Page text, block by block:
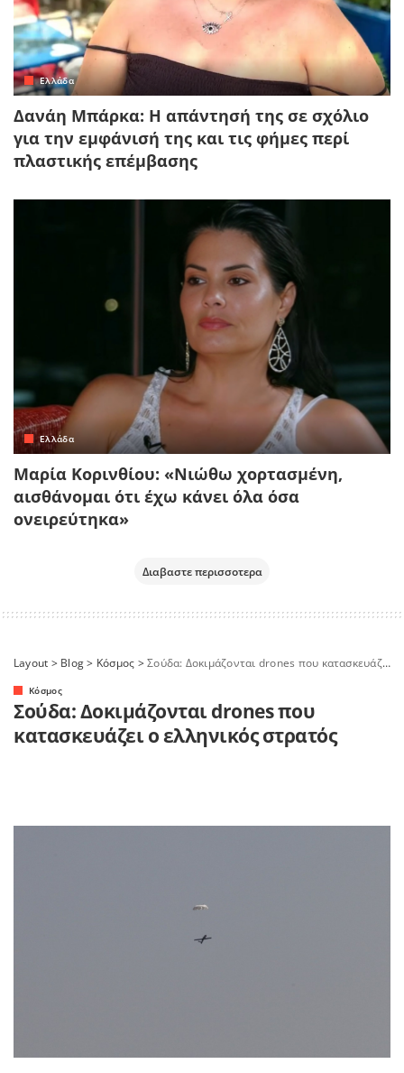
Ελλάδα
Δανάη Μπάρκα: Η απάντησή της σε σχόλιο
για την εμφάνισή της και τις φήμες περί
πλαστικής επέμβασης
Ελλάδα
Μαρία Κορινθίου: «Νιώθω χορτασμένη,
αισθάνομαι ότι έχω κάνει όλα όσα
ονειρεύτηκα»
Διαβαστε περισσοτερα
Layout > Blog> Κόσμος >Σούδα: Δοκιμάζονται drones που κατασκευάζει ο ελληνικός στρατός
Κόσμος
Σούδα: Δοκιμάζονται drones που
κατασκευάζει ο ελληνικός στρατός